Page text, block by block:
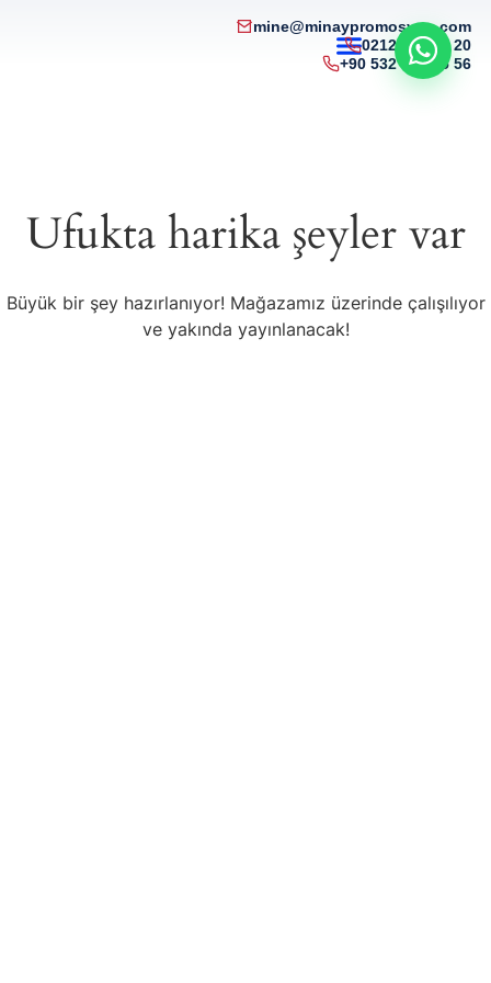
mine@minaypromosyon.com
0212 215 50 20
+90 532 321 85 56
Ufukta harika şeyler var
Büyük bir şey hazırlanıyor! Mağazamız üzerinde çalışılıyor
ve yakında yayınlanacak!